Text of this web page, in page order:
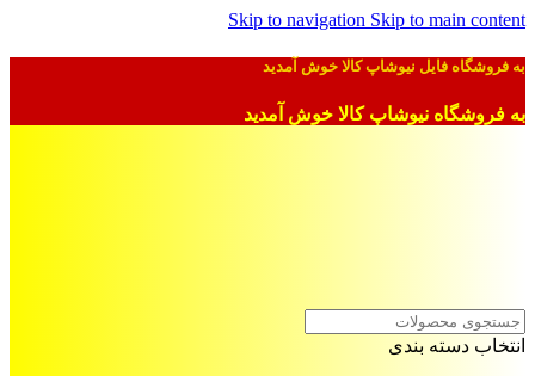
Skip to navigation Skip to main content
به فروشگاه فایل نیوشاپ کالا خوش آمدید
به فروشگاه نیوشاپ کالا خوش آمدید
انتخاب دسته بندی